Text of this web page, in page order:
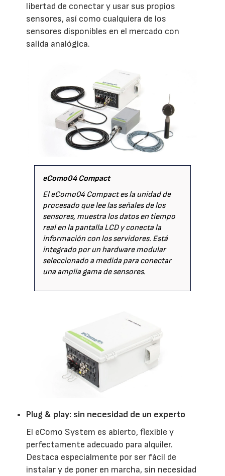
libertad de conectar y usar sus propios
sensores, así como cualquiera de los
sensores disponibles en el mercado con
salida analógica.
eComo04 Compact
El eComo04 Compact es la unidad de
procesado que lee las señales de los
sensores, muestra los datos en tiempo
real en la pantalla LCD y conecta la
información con los servidores. Está
integrado por un hardware modular
seleccionado a medida para conectar
una amplia gama de sensores.
Plug & play: sin necesidad de un experto
El eComo System es abierto, flexible y
perfectamente adecuado para alquiler.
Destaca especialmente por ser fácil de
instalar y de poner en marcha, sin necesidad